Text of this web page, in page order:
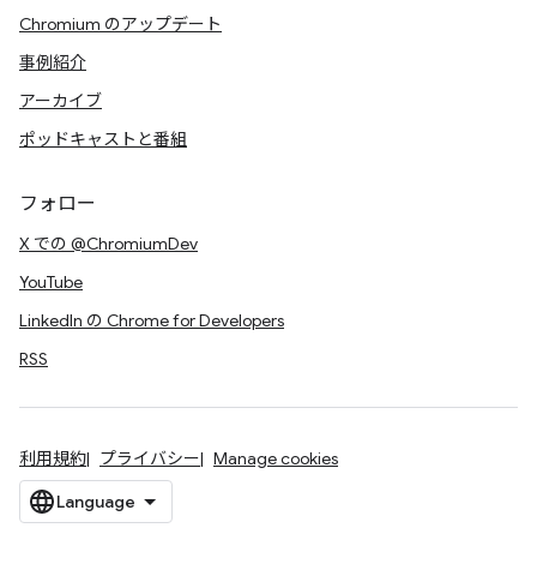
Chromium のアップデート
事例紹介
アーカイブ
ポッドキャストと番組
フォロー
X での @ChromiumDev
YouTube
LinkedIn の Chrome for Developers
RSS
利用規約 プライバシー Manage cookies